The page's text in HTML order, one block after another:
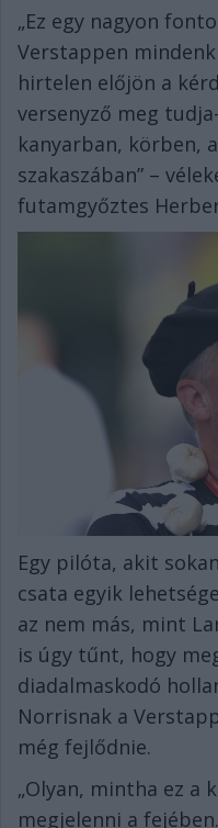
„Ez egy nagyon
Verstappen
hirtelen előjön a
versenyző meg
kanyarban, körben,
szakaszában” –
futamgyőztes
Egy pilóta, akit
csata egyik
az nem más, mint
is úgy tűnt, hogy
diadalmaskodó
Norrisnak a
még fejlődnie.
„Olyan, mintha ez a
megjelenni a